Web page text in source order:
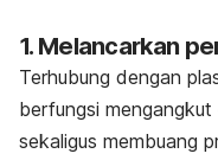
1. Melancarkan
Terhubung dengan
berfungsi
sekaligus membuang